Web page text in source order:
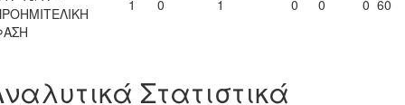
1 0 1 0 0 0 60
Στατιστικά